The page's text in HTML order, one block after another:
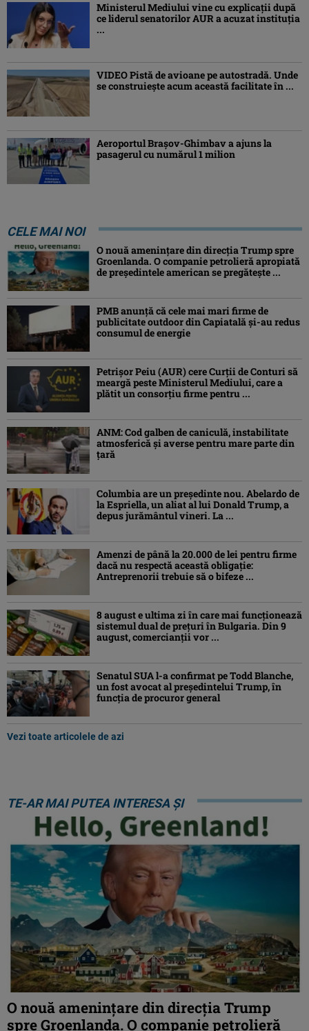
Ministerul Mediului vine cu explicații după
ce liderul senatorilor AUR a acuzat instituția
...
VIDEO Pistă de avioane pe autostradă. Unde
se construiește acum această facilitate în ...
Aeroportul Brașov-Ghimbav a ajuns la
pasagerul cu numărul 1 milion
CELE MAI NOI
O nouă amenințare din direcția Trump spre
Groenlanda. O companie petrolieră apropiată
de președintele american se pregătește ...
PMB anunță că cele mai mari firme de
publicitate outdoor din Capiatală și-au redus
consumul de energie
Petrişor Peiu (AUR) cere Curții de Conturi să
meargă peste Ministerul Mediului, care a
plătit un consorţiu firme pentru ...
ANM: Cod galben de caniculă, instabilitate
atmosferică și averse pentru mare parte din
țară
Columbia are un președinte nou. Abelardo de
la Espriella, un aliat al lui Donald Trump, a
depus jurământul vineri. La ...
Amenzi de până la 20.000 de lei pentru firme
dacă nu respectă această obligație:
Antreprenorii trebuie să o bifeze ...
8 august e ultima zi în care mai funcționează
sistemul dual de prețuri în Bulgaria. Din 9
august, comercianții vor ...
Senatul SUA l-a confirmat pe Todd Blanche,
un fost avocat al președintelui Trump, în
funcția de procuror general
Vezi toate articolele de azi
TE-AR MAI PUTEA INTERESA ȘI
O nouă amenințare din direcția Trump
spre Groenlanda. O companie petrolieră